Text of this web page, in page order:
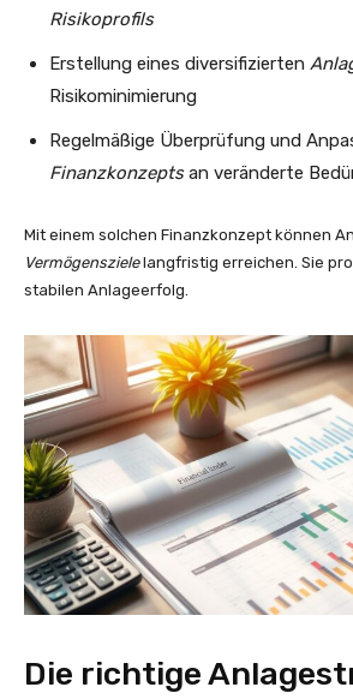
Risikoprofils
Erstellung eines diversifizierten
Risikominimierung
Regelmäßige Überprüfung und
Finanzkonzeptsan veränderte
Mit einem solchen Finanzkonzept können
Vermögenszielelangfristig erreichen. Sie
stabilen Anlageerfolg.
Die richtige